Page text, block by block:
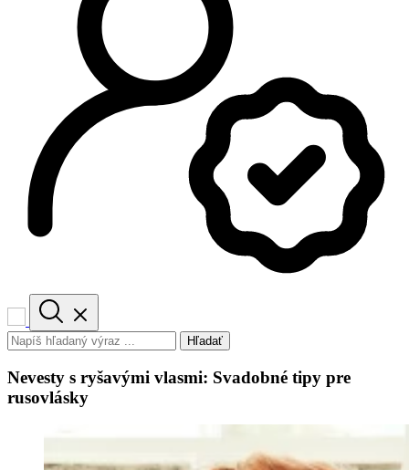
Hľadať
Nevesty s ryšavými vlasmi: Svadobné tipy pre
rusovlásky